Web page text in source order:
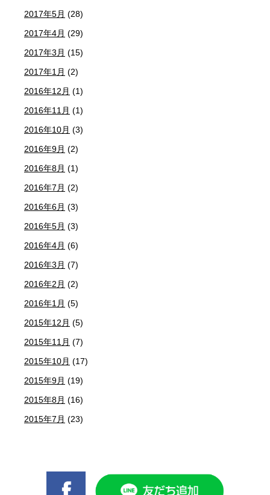
2017年5月 (28)
2017年4月 (29)
2017年3月 (15)
2017年1月 (2)
2016年12月 (1)
2016年11月 (1)
2016年10月 (3)
2016年9月 (2)
2016年8月 (1)
2016年7月 (2)
2016年6月 (3)
2016年5月 (3)
2016年4月 (6)
2016年3月 (7)
2016年2月 (2)
2016年1月 (5)
2015年12月 (5)
2015年11月 (7)
2015年10月 (17)
2015年9月 (19)
2015年8月 (16)
2015年7月 (23)